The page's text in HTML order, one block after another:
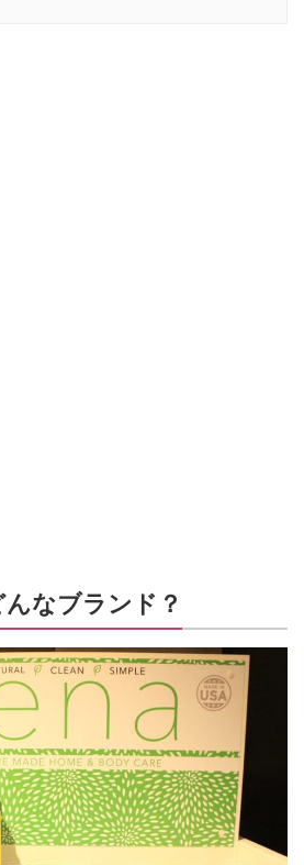
んなブランド？